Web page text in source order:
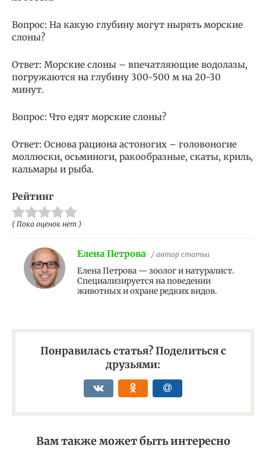
Вопрос: На какую глубину могут нырять морские
слоны?
Ответ: Морские слоны – впечатляющие водолазы,
погружаются на глубину 300-500 м на 20-30
минут.
Вопрос: Что едят морские слоны?
Ответ: Основа рациона астоногих – головоногие
моллюски, осьминоги, ракообразные, скаты, криль,
кальмары и рыба.
Рейтинг
( Пока оценок нет )
Елена Петрова / автор статьи
Елена Петрова — зоолог и натуралист.
Специализируется на поведении
животных и охране редких видов.
Понравилась статья? Поделиться с
друзьями:
Вам также может быть интересно